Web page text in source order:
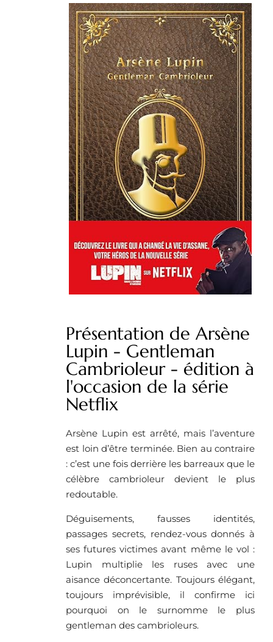
Présentation de Arsène
Lupin - Gentleman
Cambrioleur - édition à
l'occasion de la série
Netflix
Arsène Lupin est arrêté, mais l’aventure
est loin d’être terminée. Bien au contraire
: c’est une fois derrière les barreaux que le
célèbre cambrioleur devient le plus
redoutable.
Déguisements, fausses identités,
passages secrets, rendez-vous donnés à
ses futures victimes avant même le vol :
Lupin multiplie les ruses avec une
aisance déconcertante. Toujours élégant,
toujours imprévisible, il confirme ici
pourquoi on le surnomme le plus
gentleman des cambrioleurs.